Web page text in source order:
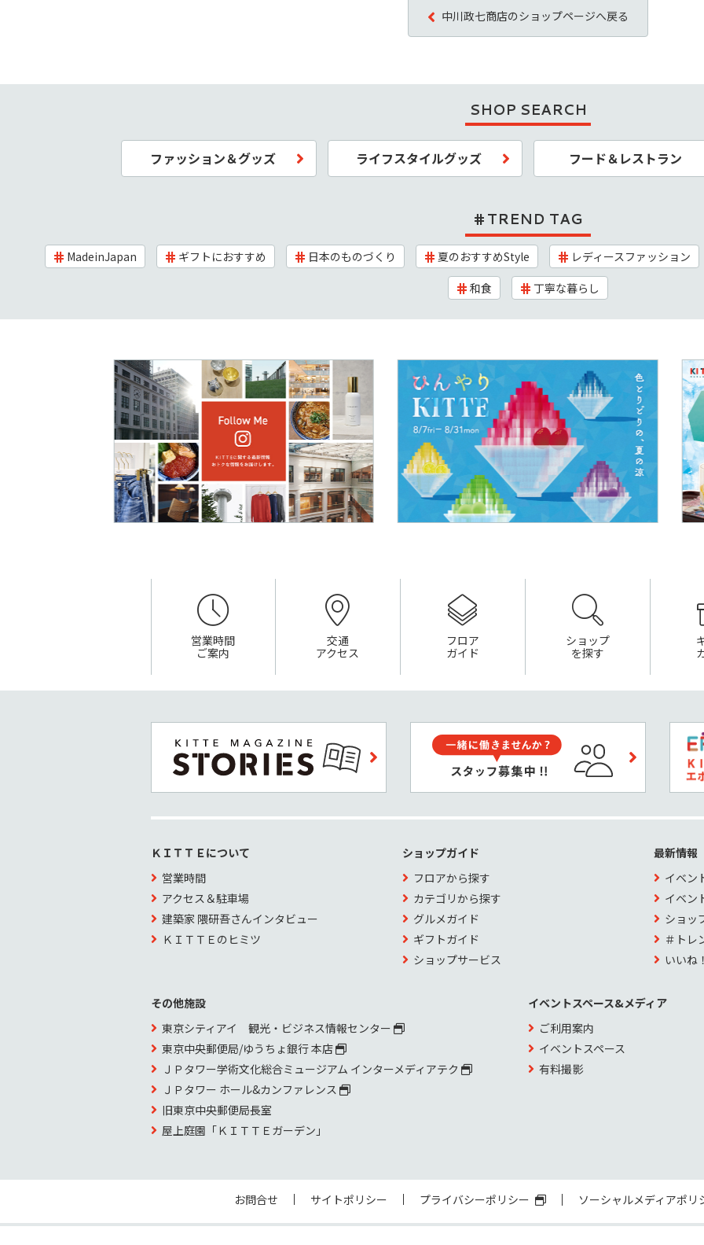
中川政七商店のショップページへ戻る
SHOP SEARCH
ファッション＆グッズ ライフスタイルグッズ フード＆レストラン
TREND TAG
MadeinJapan ギフトにおすすめ 日本のものづくり 夏のおすすめStyle
レディースファッション
和食
丁寧な暮らし
営業時間
ご案内
交通
アクセス
フロア
ガイド
ショップ
を探す
ＫＩＴＴＥについて
営業時間
アクセス＆駐車場
建築家 隈研吾さんインタビュー
ＫＩＴＴＥのヒミツ
ショップガイド
フロアから探す
カテゴリから探す
グルメガイド
ギフトガイド
ショップサービス
最新情報
イベン
イベン
ショッ
＃トレ
いいね
その他施設
東京シティアイ 観光・ビジネス情報センター
東京中央郵便局/ゆうちょ銀行 本店
ＪＰタワー学術文化総合ミュージアム インターメディアテク
ＪＰタワー ホール&カンファレンス
旧東京中央郵便局長室
屋上庭園「ＫＩＴＴＥガーデン」
イベントスペース&メディア
ご利用案内
イベントスペース
有料撮影
お問合せ サイトポリシー プライバシーポリシー ソーシャルメディアポリ